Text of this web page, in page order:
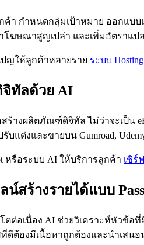
า กำหนดกลุ่มเป้าหมาย ออกแบบ
ฆษณาสูญเปล่า และเพิ่มอัตราแปล
ญให้ลูกค้าหลายราย ระบบ
ทัลด้วย AI
างผลิตภัณฑ์ดิจิทัล ไม่ว่าจะเป็น
แต่งและขายบน Gumroad,
หรือระบบ AI ให้บริการลูกค้า เซิร์
น์สร้างรายได้แบบ
ต่อเนื่อง AI ช่วยวิเคราะห์หัวข้อ
ที่ดีต้องมีเนื้อหาถูกต้องและนำเสนอ